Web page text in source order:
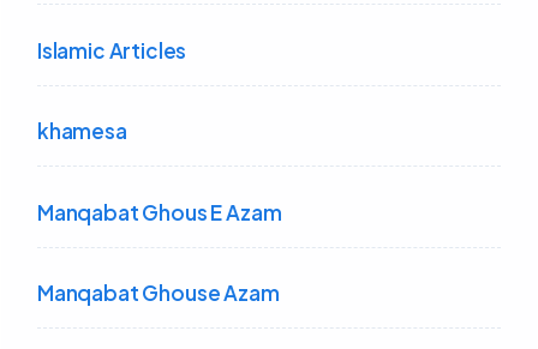
Islamic Articles
khamesa
Manqabat Ghous E Azam
Manqabat Ghouse Azam